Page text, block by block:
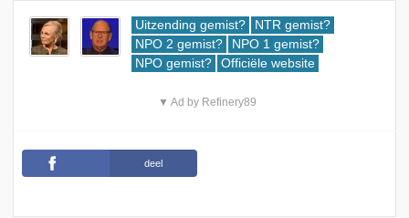
Uitzending gemist?
NTR gemist?
NPO 2 gemist?
NPO 1 gemist?
NPO gemist?
Officiële website
▼ Ad by Refinery89
deel